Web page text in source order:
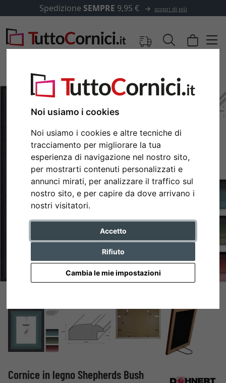
Noi usiamo i cookies
Noi usiamo i cookies e altre tecniche di
tracciamento per migliorare la tua
esperienza di navigazione nel nostro sito,
per mostrarti contenuti personalizzati e
annunci mirati, per analizzare il traffico sul
nostro sito, e per capire da dove arrivano i
nostri visitatori.
Accetto
Rifiuto
Cambia le mie impostazioni
Spedizione SEMPRE 9,95 € scopri di più
Indietro
Cornice in legno Shepherds Bush